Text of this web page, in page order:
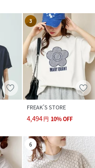
3
FREAK’S STORE
4,494円 10%OFF
6